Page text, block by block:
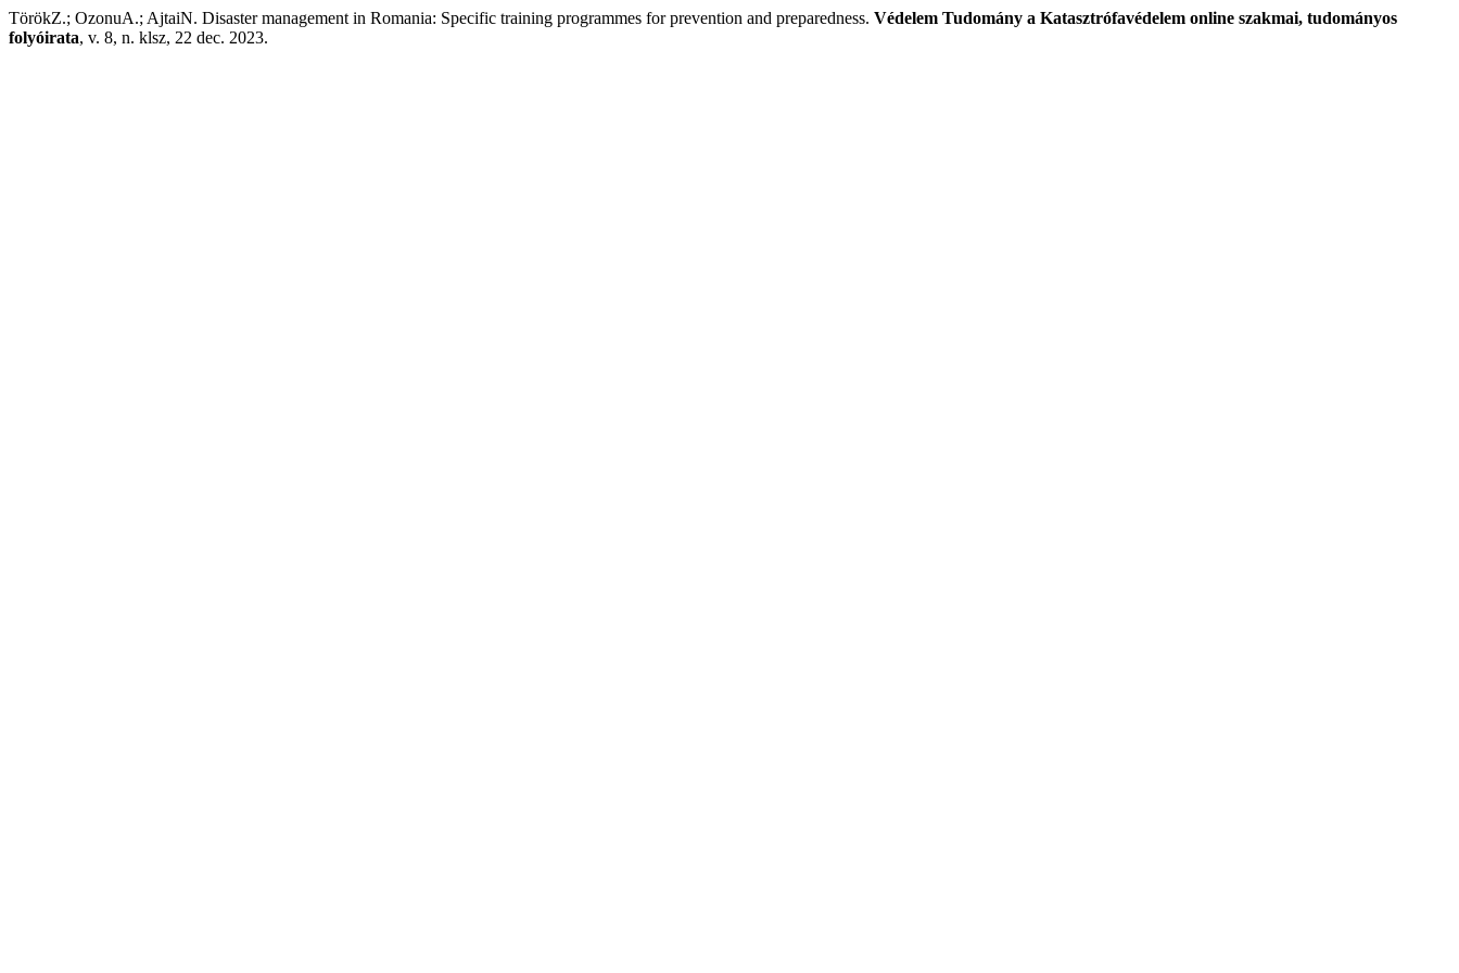
TörökZ.; OzonuA.; AjtaiN. Disaster management in Romania: Specific training programmes for prevention and preparedness. Védelem Tudomány a Katasztrófavédelem online szakmai, tudományos
folyóirata, v. 8, n. klsz, 22 dec. 2023.